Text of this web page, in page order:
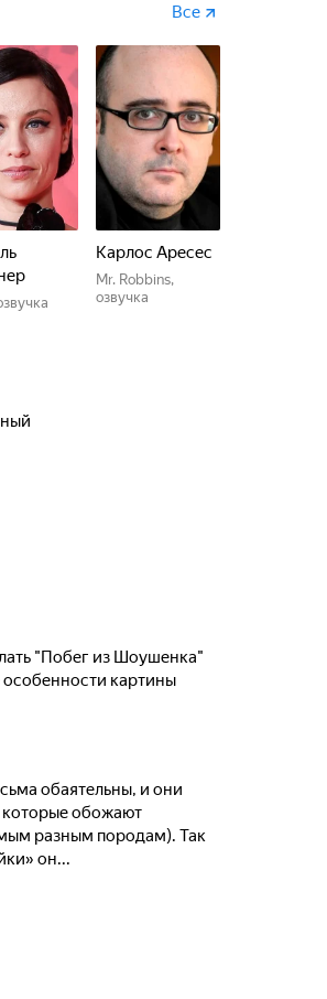
Все
Карлос Аресес
Mr. Robbins,
озвучка
"Побег из Шоушенка"
картины
обаятельны, и они
которые обожают
разным породам). Так
он...